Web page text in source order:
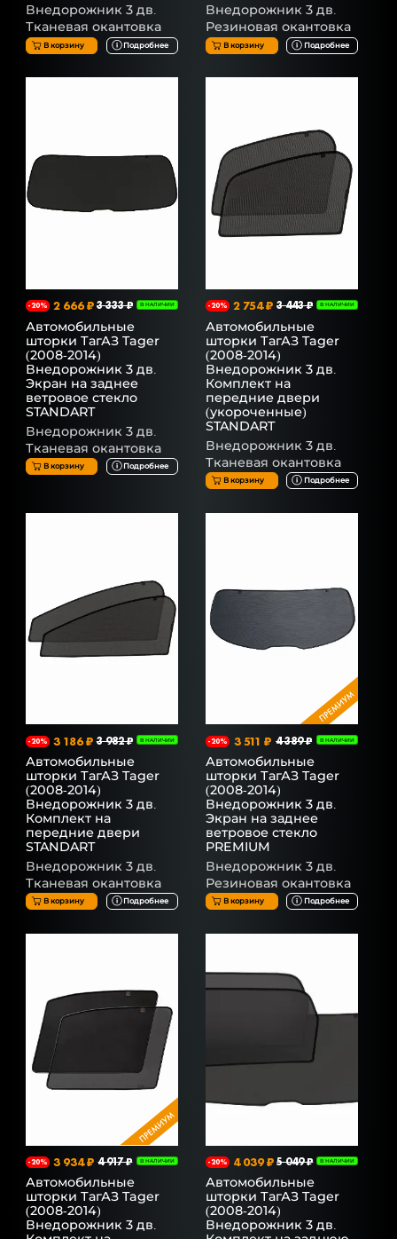
Внедорожник 3 дв.
Тканевая окантовка
В корзину Подробнее
Внедорожник 3 дв.
Резиновая окантовка
В корзину Подробнее
-20% 2 666 ₽ 3 333 ₽ В НАЛИЧИИ
Автомобильные
шторки ТагАЗ Tager
(2008-2014)
Внедорожник 3 дв.
Экран на заднее
ветровое стекло
STANDART
Внедорожник 3 дв.
Тканевая окантовка
В корзину Подробнее
-20% 2 754 ₽ 3 443 ₽ В НАЛИЧИИ
Автомобильные
шторки ТагАЗ Tager
(2008-2014)
Внедорожник 3 дв.
Комплект на
передние двери
(укороченные)
STANDART
Внедорожник 3 дв.
Тканевая окантовка
В корзину Подробнее
-20% 3 186 ₽ 3 982 ₽ В НАЛИЧИИ
Автомобильные
шторки ТагАЗ Tager
(2008-2014)
Внедорожник 3 дв.
Комплект на
передние двери
STANDART
Внедорожник 3 дв.
Тканевая окантовка
В корзину Подробнее
-20% 3 511 ₽ 4 389 ₽ В НАЛИЧИИ
Автомобильные
шторки ТагАЗ Tager
(2008-2014)
Внедорожник 3 дв.
Экран на заднее
ветровое стекло
PREMIUM
Внедорожник 3 дв.
Резиновая окантовка
В корзину Подробнее
-20% 3 934 ₽ 4 917 ₽ В НАЛИЧИИ
Автомобильные
шторки ТагАЗ Tager
(2008-2014)
Внедорожник 3 дв.
-20% 4 039 ₽ 5 049 ₽ В НАЛИЧИИ
Автомобильные
шторки ТагАЗ Tager
(2008-2014)
Внедорожник 3 дв.